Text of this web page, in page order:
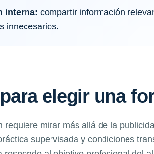
interna: compartir información
innecesarios.
elegir una
requiere mirar más allá de la
supervisada y condiciones